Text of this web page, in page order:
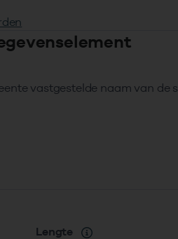
vastgestelde naam van de
Lengte